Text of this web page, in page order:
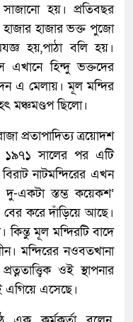
হয়। প্রতিবছর
হাজার হাজার ভক্ত পুজো
হয়,পাঠা বলি হয়।
এখানে হিন্দু ভক্তদের
এ মেলায়। মূল মন্দির
মঞ্চমণ্ডপ ছিলো।
প্রতাপাদিত্য ত্রয়োদশ
১৯৭১ সালের পর এটি
নাটমন্দিরের এখন
দু-একটা স্তম্ভ কয়েকশ’
বের করে দাঁড়িয়ে আছে।
কিন্তু মূল মন্দিরটি বাদে
মন্দিরের নওবতখানা
ওই স্থাপনার
এগিয়ে এসেছে।